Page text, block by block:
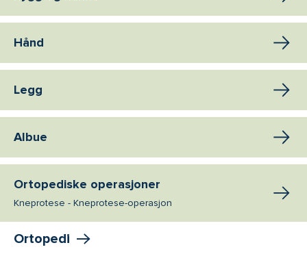
Hånd
Legg
Albue
Ortopediske operasjoner
Kneprotese - Kneprotese-operasjon
Ortopedi